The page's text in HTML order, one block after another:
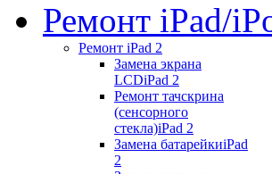
Ремонт iPad/
Ремонт iPad 2
Замена экрана
LCDiPad 2
Ремонт тачскрина
(сенсорного
стекла)iPad 2
Замена батарейкиiPad
2